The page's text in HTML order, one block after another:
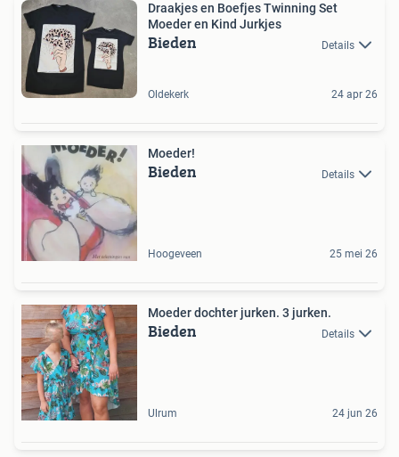
Draakjes en Boefjes Twinning Set
Moeder en Kind Jurkjes
Bieden Details
Oldekerk 24 apr 26
Moeder!
Bieden Details
Hoogeveen 25 mei 26
Moeder dochter jurken. 3 jurken.
Bieden Details
Ulrum 24 jun 26